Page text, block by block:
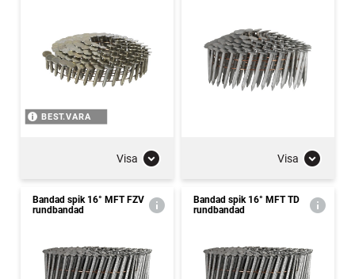
BEST.VARA
Visa Visa
Bandad spik 16° MFT FZV
rundbandad
Bandad spik 16° MFT TD
rundbandad